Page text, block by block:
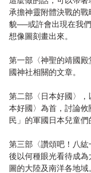
承擔神靈附體決戰的
貌──或許會出現在我
想像圖刻畫出來。
第一部〈神聖的靖國
國神社相關的文章。
第二部〈日本好國〉，
本好國〉為首，討論攸
民」的軍國日本兒童們
第三部〈讚頌吧！八
後以何種眼光看待成為
圖的大陸及南洋各地域